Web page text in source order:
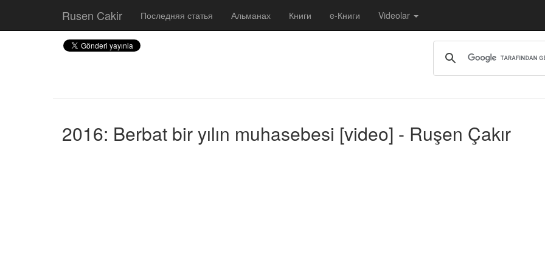
Rusen Cakir Последняя статья Альманах Книги e-Книги Videolar
2016: Berbat bir yılın muhasebesi [video] - Ruşen Çakır